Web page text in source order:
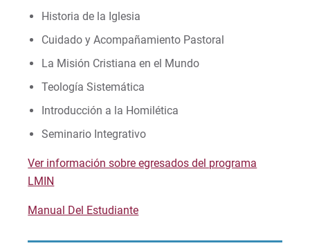
Historia de la Iglesia
Cuidado y Acompañamiento Pastoral
La Misión Cristiana en el Mundo
Teología Sistemática
Introducción a la Homilética
Seminario Integrativo
Ver información sobre egresados del programa
LMIN
Manual Del Estudiante